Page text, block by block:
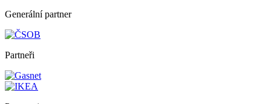
Generální partner
Partneři